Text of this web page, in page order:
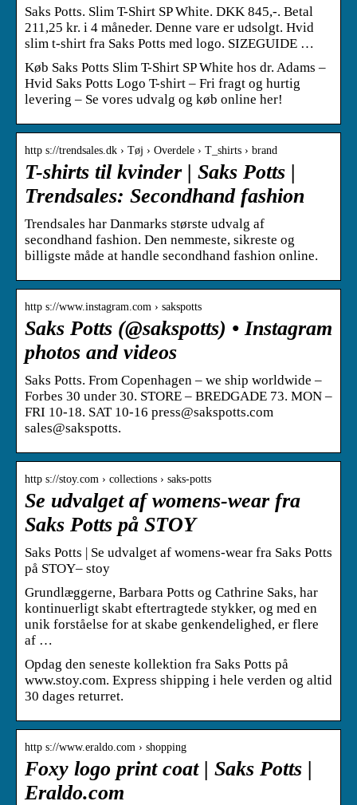
Saks Potts. Slim T-Shirt SP White. DKK 845,-. Betal
211,25 kr. i 4 måneder. Denne vare er udsolgt. Hvid
slim t-shirt fra Saks Potts med logo. SIZEGUIDE …
Køb Saks Potts Slim T-Shirt SP White hos dr. Adams –
Hvid Saks Potts Logo T-shirt – Fri fragt og hurtig
levering – Se vores udvalg og køb online her!
http s://trendsales.dk › Tøj › Overdele › T_shirts › brand
T-shirts til kvinder | Saks Potts |
Trendsales: Secondhand fashion
Trendsales har Danmarks største udvalg af
secondhand fashion. Den nemmeste, sikreste og
billigste måde at handle secondhand fashion online.
http s://www.instagram.com › sakspotts
Saks Potts (@sakspotts) • Instagram
photos and videos
Saks Potts. From Copenhagen – we ship worldwide –
Forbes 30 under 30. STORE – BREDGADE 73. MON –
FRI 10-18. SAT 10-16 press@sakspotts.com
sales@sakspotts.
http s://stoy.com › collections › saks-potts
Se udvalget af womens-wear fra
Saks Potts på STOY
Saks Potts | Se udvalget af womens-wear fra Saks Potts
på STOY– stoy
Grundlæggerne, Barbara Potts og Cathrine Saks, har
kontinuerligt skabt eftertragtede stykker, og med en
unik forståelse for at skabe genkendelighed, er flere
af …
Opdag den seneste kollektion fra Saks Potts på
www.stoy.com. Express shipping i hele verden og altid
30 dages returret.
http s://www.eraldo.com › shopping
Foxy logo print coat | Saks Potts |
Eraldo.com